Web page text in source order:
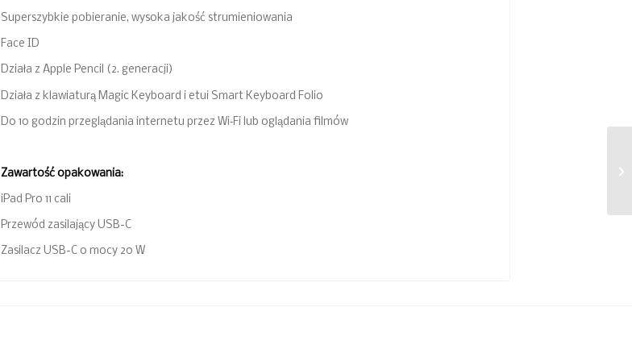
Superszybkie pobieranie, wysoka jakość strumieniowania
Face ID
Działa z Apple Pencil (2. generacji)
Działa z klawiaturą Magic Keyboard i etui Smart Keyboard Folio
Do 10 godzin przeglądania internetu przez Wi‑Fi lub oglądania filmów
Zawartość opakowania:
iPad Pro 11 cali
Przewód zasilający USB-C
Zasilacz USB-C o mocy 20 W